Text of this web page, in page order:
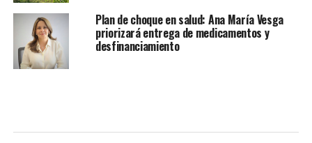
Plan de choque en salud: Ana María Vesga
priorizará entrega de medicamentos y
desfinanciamiento